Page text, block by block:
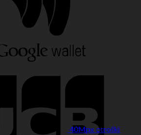
40Mpx otroški